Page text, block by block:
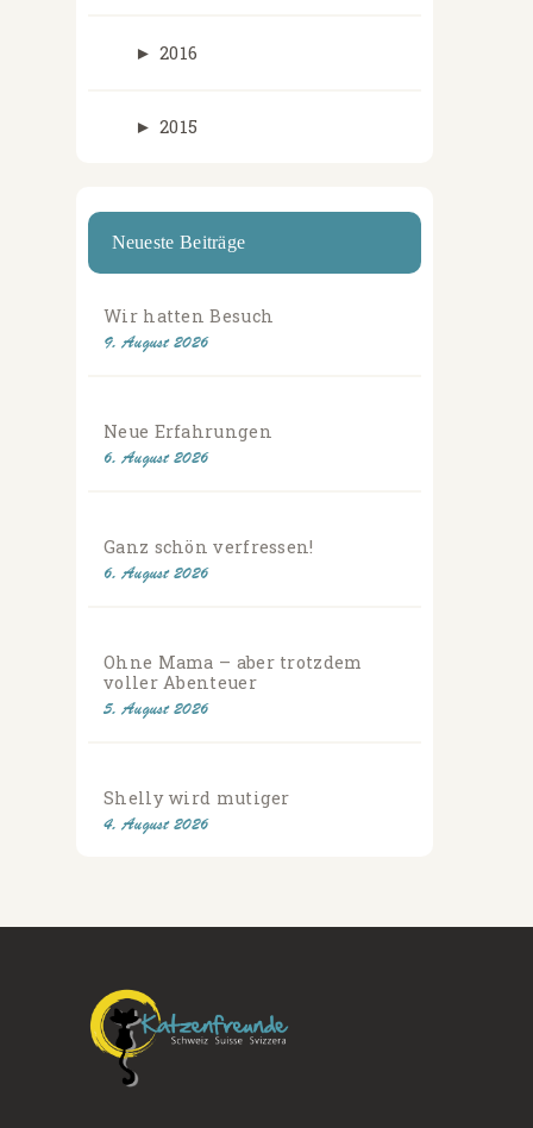
► 2016
► 2015
Neueste Beiträge
Wir hatten Besuch
9. August 2026
Neue Erfahrungen
6. August 2026
Ganz schön verfressen!
6. August 2026
Ohne Mama – aber trotzdem
voller Abenteuer
5. August 2026
Shelly wird mutiger
4. August 2026